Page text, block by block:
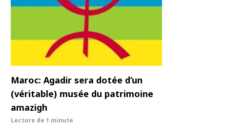
Maroc: Agadir sera dotée d’un
(véritable) musée du patrimoine
amazigh
Lecture de 1 minute